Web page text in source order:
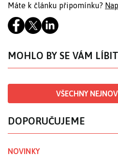
Máte k článku připomínku?
MOHLO BY SE VÁM LÍBIT
VŠECHNY
DOPORUČUJEME
NOVINKY